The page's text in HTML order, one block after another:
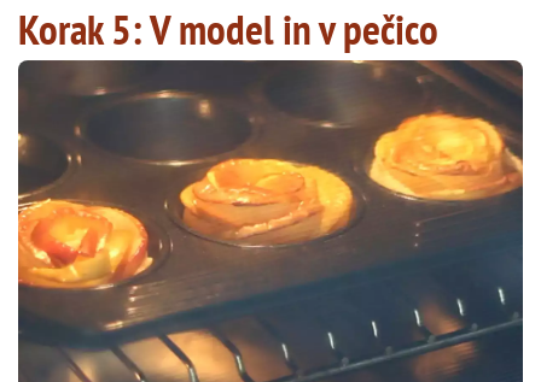
Korak 5: V model in v pečico